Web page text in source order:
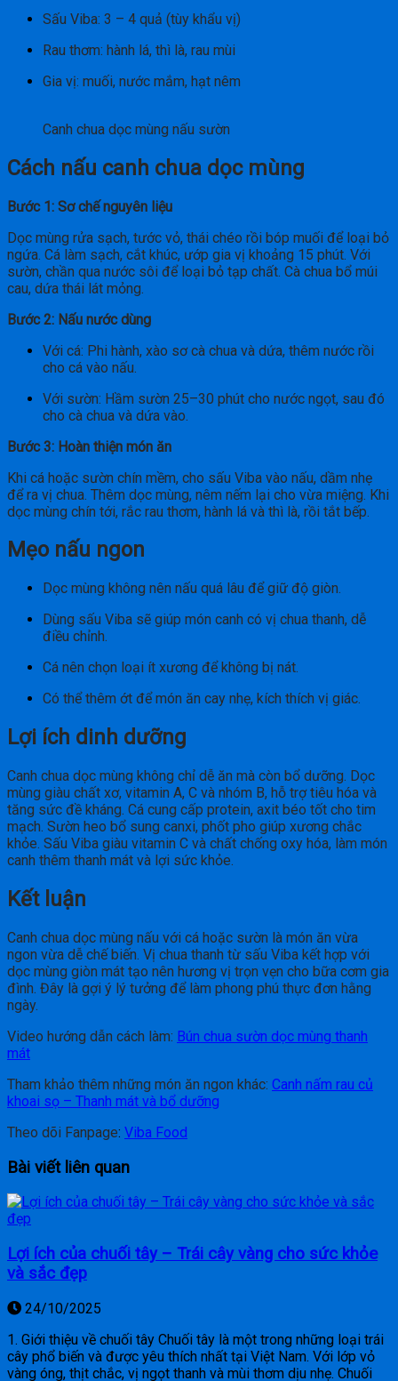
Sấu Viba: 3 – 4 quả (tùy khẩu vị)
Rau thơm: hành lá, thì là, rau mùi
Gia vị: muối, nước mắm, hạt nêm
Canh chua dọc mùng nấu sườn
Cách nấu canh chua dọc mùng
Bước 1: Sơ chế nguyên liệu
Dọc mùng rửa sạch, tước vỏ, thái chéo rồi bóp muối để loại bỏ
ngứa. Cá làm sạch, cắt khúc, ướp gia vị khoảng 15 phút. Với
sườn, chần qua nước sôi để loại bỏ tạp chất. Cà chua bổ múi
cau, dứa thái lát mỏng.
Bước 2: Nấu nước dùng
Với cá: Phi hành, xào sơ cà chua và dứa, thêm nước rồi
cho cá vào nấu.
Với sườn: Hầm sườn 25–30 phút cho nước ngọt, sau đó
cho cà chua và dứa vào.
Bước 3: Hoàn thiện món ăn
Khi cá hoặc sườn chín mềm, cho sấu Viba vào nấu, dầm nhẹ
để ra vị chua. Thêm dọc mùng, nêm nếm lại cho vừa miệng. Khi
dọc mùng chín tới, rắc rau thơm, hành lá và thì là, rồi tắt bếp.
Mẹo nấu ngon
Dọc mùng không nên nấu quá lâu để giữ độ giòn.
Dùng sấu Viba sẽ giúp món canh có vị chua thanh, dễ
điều chỉnh.
Cá nên chọn loại ít xương để không bị nát.
Có thể thêm ớt để món ăn cay nhẹ, kích thích vị giác.
Lợi ích dinh dưỡng
Canh chua dọc mùng không chỉ dễ ăn mà còn bổ dưỡng. Dọc
mùng giàu chất xơ, vitamin A, C và nhóm B, hỗ trợ tiêu hóa và
tăng sức đề kháng. Cá cung cấp protein, axit béo tốt cho tim
mạch. Sườn heo bổ sung canxi, phốt pho giúp xương chắc
khỏe. Sấu Viba giàu vitamin C và chất chống oxy hóa, làm món
canh thêm thanh mát và lợi sức khỏe.
Kết luận
Canh chua dọc mùng nấu với cá hoặc sườn là món ăn vừa
ngon vừa dễ chế biến. Vị chua thanh từ sấu Viba kết hợp với
dọc mùng giòn mát tạo nên hương vị trọn vẹn cho bữa cơm gia
đình. Đây là gợi ý lý tưởng để làm phong phú thực đơn hằng
ngày.
Video hướng dẫn cách làm: Bún chua sườn dọc mùng thanh
mát
Tham khảo thêm những món ăn ngon khác: Canh nấm rau củ
khoai sọ – Thanh mát và bổ dưỡng
Theo dõi Fanpage: Viba Food
Bài viết liên quan
Lợi ích của chuối tây – Trái cây vàng cho sức khỏe
và sắc đẹp
24/10/2025
1. Giới thiệu về chuối tây Chuối tây là một trong những loại trái
cây phổ biến và được yêu thích nhất tại Việt Nam. Với lớp vỏ
vàng óng, thịt chắc, vị ngọt thanh và mùi thơm dịu nhẹ. Chuối